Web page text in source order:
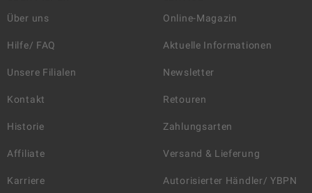
Über uns
Hilfe/ FAQ
Unsere Filialen
Kontakt
Historie
Affiliate
Karriere
Online-Magazin
Aktuelle Informationen
Newsletter
Retouren
Zahlungsarten
Versand & Lieferung
Autorisierter Händler/ YBPN